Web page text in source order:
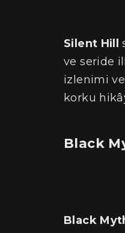
Silent Hill
ve seride
izlenimi
korku
Black
Black